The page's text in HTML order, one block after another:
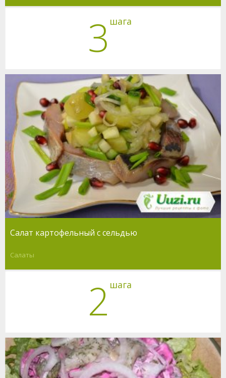
3 шага
Салат картофельный с сельдью
Салаты
2 шага